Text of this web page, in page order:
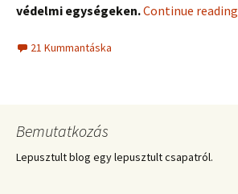
védelmi egységeken.Continue reading
21 Kummantáska
Bemutatkozás
Lepusztult blog egy lepusztult csapatról.